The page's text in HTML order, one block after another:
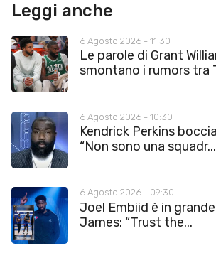
Leggi anche
6 Agosto 2026 - 11:30
Le parole di Grant
smontano i rumors tra
6 Agosto 2026 - 10:30
Kendrick Perkins
“Non sono una squadr...
6 Agosto 2026 - 09:30
Joel Embiid è in
James: “Trust the...